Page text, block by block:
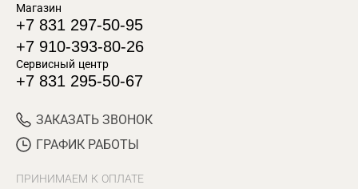
Магазин
+7 831 297-50-95
+7 910-393-80-26
Сервисный центр
+7 831 295-50-67
ЗАКАЗАТЬ ЗВОНОК
ГРАФИК РАБОТЫ
ПРИНИМАЕМ К ОПЛАТЕ